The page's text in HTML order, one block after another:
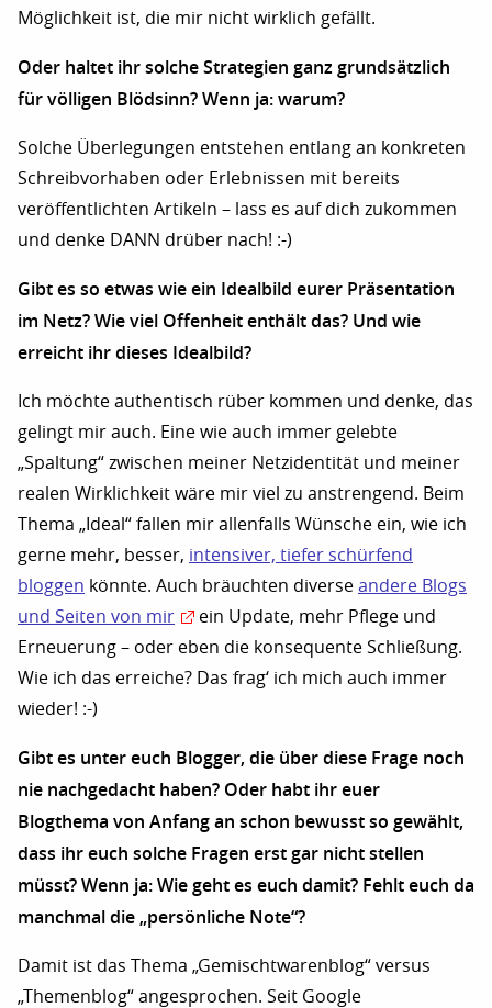
Möglichkeit ist, die mir nicht wirklich gefällt.
Oder haltet ihr solche Strategien ganz grundsätzlich
für völligen Blödsinn? Wenn ja: warum?
Solche Überlegungen entstehen entlang an konkreten
Schreibvorhaben oder Erlebnissen mit bereits
veröffentlichten Artikeln – lass es auf dich zukommen
und denke DANN drüber nach! :-)
Gibt es so etwas wie ein Idealbild eurer Präsentation
im Netz? Wie viel Offenheit enthält das? Und wie
erreicht ihr dieses Idealbild?
Ich möchte authentisch rüber kommen und denke, das
gelingt mir auch. Eine wie auch immer gelebte
„Spaltung“ zwischen meiner Netzidentität und meiner
realen Wirklichkeit wäre mir viel zu anstrengend. Beim
Thema „Ideal“ fallen mir allenfalls Wünsche ein, wie ich
gerne mehr, besser, intensiver, tiefer schürfend
bloggen könnte. Auch bräuchten diverse andere Blogs
und Seiten von mir
ein Update, mehr Pflege und
Erneuerung – oder eben die konsequente Schließung.
Wie ich das erreiche? Das frag‘ ich mich auch immer
wieder! :-)
Gibt es unter euch Blogger, die über diese Frage noch
nie nachgedacht haben? Oder habt ihr euer
Blogthema von Anfang an schon bewusst so gewählt,
dass ihr euch solche Fragen erst gar nicht stellen
müsst? Wenn ja: Wie geht es euch damit? Fehlt euch da
manchmal die „persönliche Note“?
Damit ist das Thema „Gemischtwarenblog“ versus
„Themenblog“ angesprochen. Seit Google